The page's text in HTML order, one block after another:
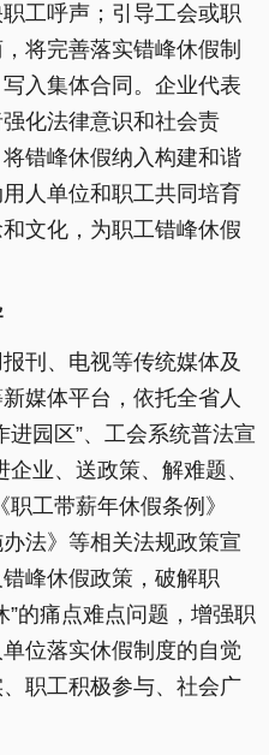
工呼声；引导工会或职
将完善落实错峰休假制
入集体合同。企业代表
化法律意识和社会责
错峰休假纳入构建和谐
人单位和职工共同培育
文化，为职工错峰休假
、电视等传统媒体及
媒体平台，依托全省人
进园区”、工会系统普法宣
业、送政策、解难题、
工带薪年休假条例》
法》等相关法规政策宣
峰休假政策，破解职
”的痛点难点问题，增强职
位落实休假制度的自觉
职工积极参与、社会广